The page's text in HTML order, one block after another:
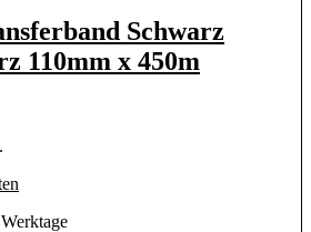
Schwarz
110mm x 450m